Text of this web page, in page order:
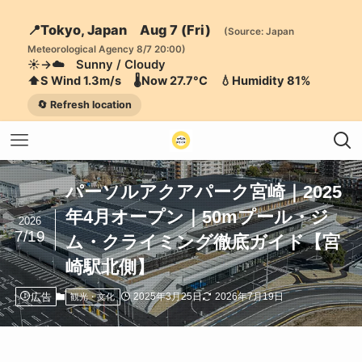
📍Tokyo, Japan Aug 7 (Fri)
(Source: Japan
Meteorological Agency 8/7 20:00)
☀️→☁️ Sunny / Cloudy
⬆️S Wind 1.3m/s 🌡️Now 27.7°C 💧Humidity 81%
🔄 Refresh location
パーソルアクアパーク宮崎｜2025
年4月オープン｜50mプール・ジ
ム・クライミング徹底ガイド【宮
崎駅北側】
2026
7/19
広告 観光・文化 2025年3月25日 2026年7月19日